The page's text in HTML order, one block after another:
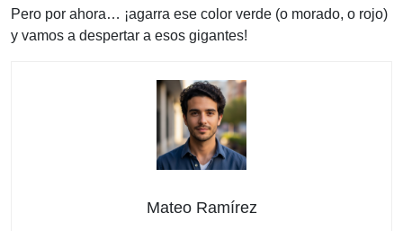
Pero por ahora… ¡agarra ese color verde (o morado, o rojo)
y vamos a despertar a esos gigantes!
Mateo Ramírez